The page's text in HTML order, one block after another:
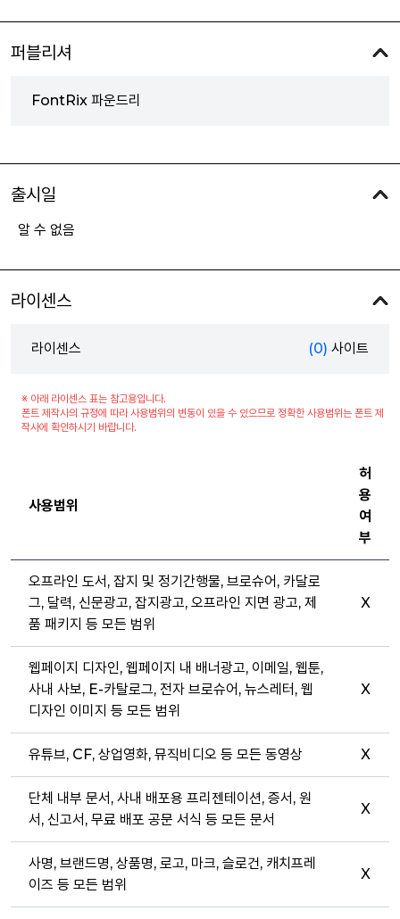
퍼블리셔
FontRix 파운드리
출시일
알 수 없음
라이센스
라이센스 (0) 사이트
※ 아래 라이센스 표는 참고용입니다.
폰트 제작사의 규정에 따라 사용범위의 변동이 있을 수 있으므로 정확한 사용범위는 폰트 제
작사에 확인하시기 바랍니다.
사용범위
허
용
여
부
오프라인 도서, 잡지 및 정기간행물, 브로슈어, 카달로
그, 달력, 신문광고, 잡지광고, 오프라인 지면 광고, 제
품 패키지 등 모든 범위
X
웹페이지 디자인, 웹페이지 내 배너광고, 이메일, 웹툰,
사내 사보, E-카탈로그, 전자 브로슈어, 뉴스레터, 웹
디자인 이미지 등 모든 범위
X
유튜브, CF, 상업영화, 뮤직비디오 등 모든 동영상 X
단체 내부 문서, 사내 배포용 프리젠테이션, 증서, 원
서, 신고서, 무료 배포 공문 서식 등 모든 문서
X
사명, 브랜드명, 상품명, 로고, 마크, 슬로건, 캐치프레
이즈 등 모든 범위
X